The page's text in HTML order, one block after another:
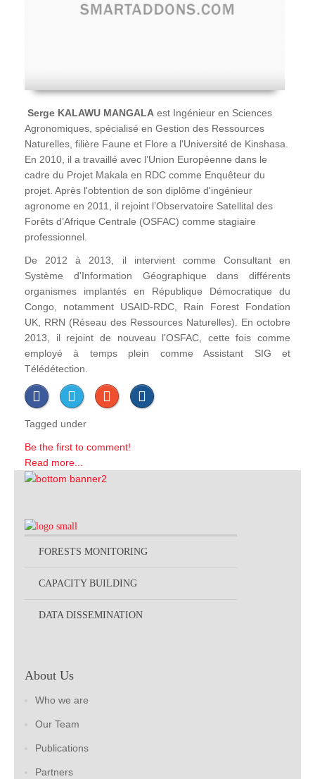
Serge KALAWU MANGALA est Ingénieur en Sciences
Agronomiques, spécialisé en Gestion des Ressources
Naturelles, filière Faune et Flore a l'Université de Kinshasa.
En 2010, il a travaillé avec l’Union Européenne dans le
cadre du Projet Makala en RDC comme Enquêteur du
projet. Après l'obtention de son diplôme d'ingénieur
agronome en 2011, il rejoint l’Observatoire Satellital des
Forêts d’Afrique Centrale (OSFAC) comme stagiaire
professionnel.
De 2012 à 2013, il intervient comme Consultant en
Système d'Information Géographique dans différents
organismes implantés en République Démocratique du
Congo, notamment USAID-RDC, Rain Forest Fondation
UK, RRN (Réseau des Ressources Naturelles). En octobre
2013, il rejoint de nouveau l'OSFAC, cette fois comme
employé à temps plein comme Assistant SIG et
Télédétection.
Tagged under
Be the first to comment!
Read more...
FORESTS MONITORING
CAPACITY BUILDING
DATA DISSEMINATION
About Us
Who we are
Our Team
Publications
Partners